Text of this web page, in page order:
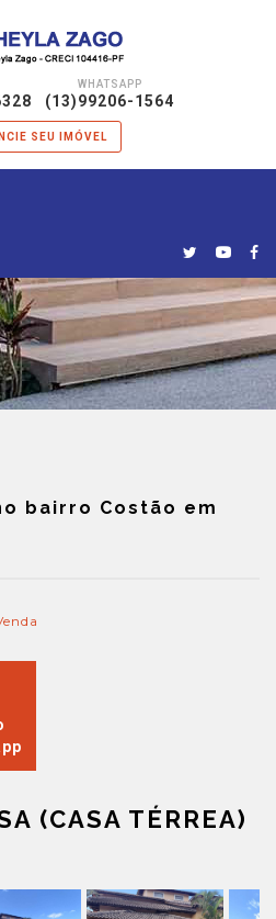
WHATSAPP
(13)99206-1564
SEU IMÓVEL
bairro Costão em
(CASA TÉRREA)